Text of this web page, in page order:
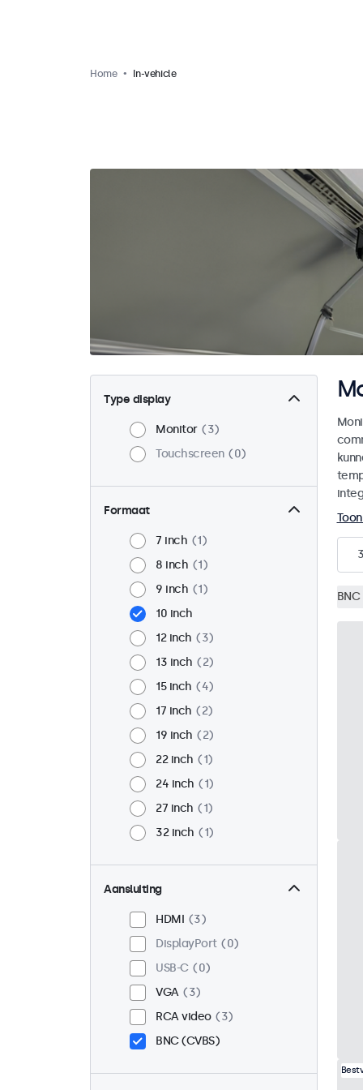
Home In-vehicle
Type display
Monitor
3
Touchscreen
0
Formaat
7 inch
1
8 inch
1
9 inch
1
10 inch
12 inch
3
13 inch
2
15 inch
4
17 inch
2
19 inch
2
22 inch
1
24 inch
1
27 inch
1
32 inch
1
Aansluiting
HDMI
3
DisplayPort
0
USB-C
0
VGA
3
RCA video
3
BNC (CVBS)
3